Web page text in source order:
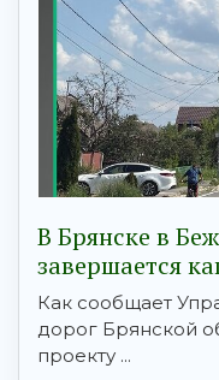
В Брянске в
завершается
Как сообщает
дорог Брянской
проекту ...